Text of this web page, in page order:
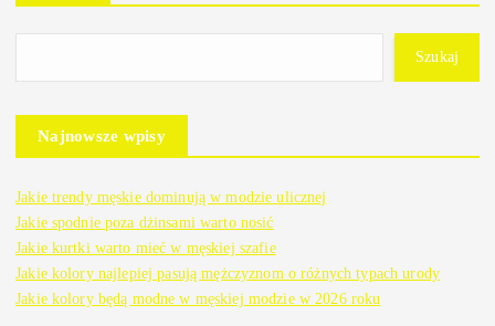
Szukaj
Najnowsze wpisy
Jakie trendy męskie dominują w modzie ulicznej
Jakie spodnie poza dżinsami warto nosić
Jakie kurtki warto mieć w męskiej szafie
Jakie kolory najlepiej pasują mężczyznom o różnych typach urody
Jakie kolory będą modne w męskiej modzie w 2026 roku